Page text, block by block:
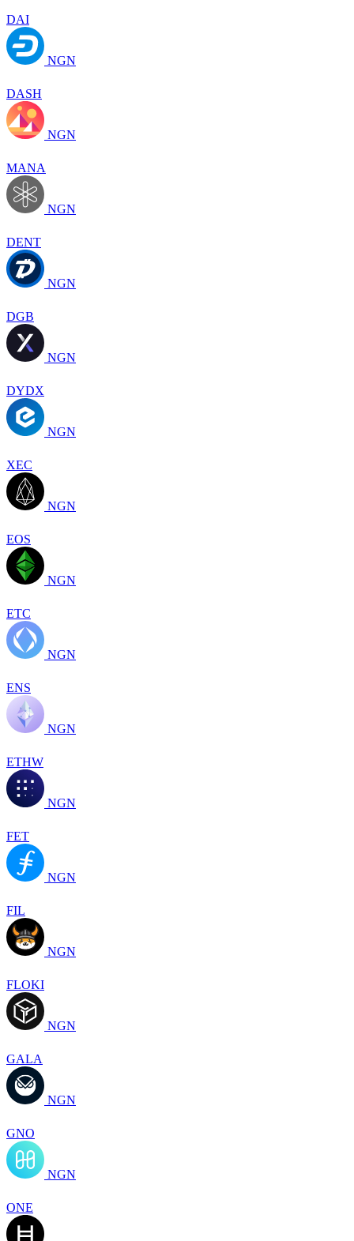
DAI
NGN
DASH
NGN
MANA
NGN
DENT
NGN
DGB
NGN
DYDX
NGN
XEC
NGN
EOS
NGN
ETC
NGN
ENS
NGN
ETHW
NGN
FET
NGN
FIL
NGN
FLOKI
NGN
GALA
NGN
GNO
NGN
ONE